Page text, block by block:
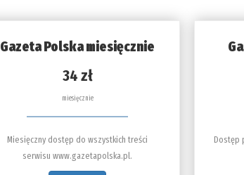
Gazeta Polska miesięcznie
34 zł
miesięcznie
Miesięczny dostęp do wszystkich treści
serwisu www.gazetapolska.pl.
Dostęp